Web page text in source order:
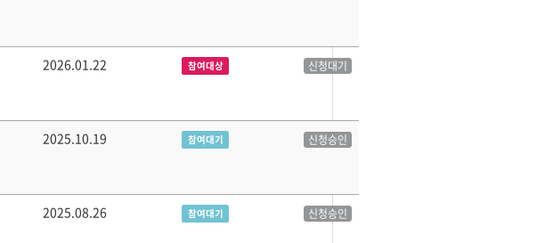
2026.01.22 참여대상 신청대기
2025.10.19 참여대기 신청승인
2025.08.26 참여대기 신청승인